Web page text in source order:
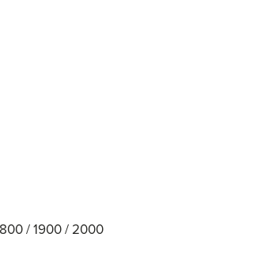
/ 1900 / 2000